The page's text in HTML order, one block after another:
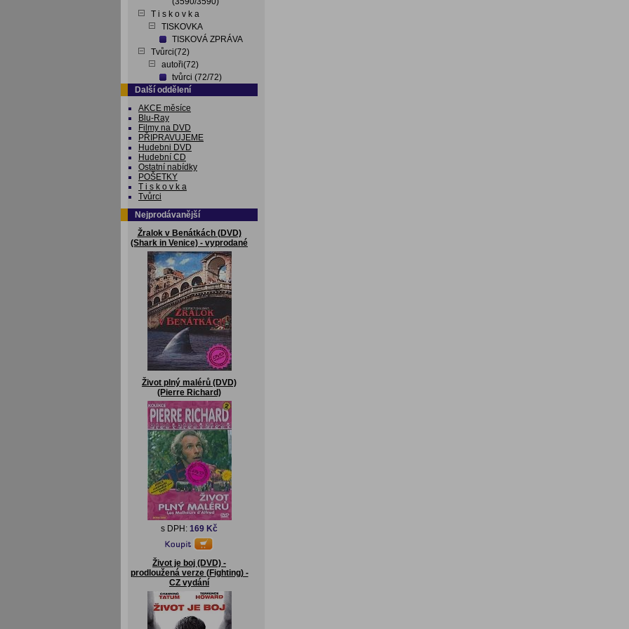
T i s k o v k a
TISKOVKA
TISKOVÁ ZPRÁVA
Tvůrci(72)
autoři(72)
tvůrci (72/72)
Další oddělení
AKCE měsíce
Blu-Ray
Filmy na DVD
PŘIPRAVUJEME
Hudebni DVD
Hudební CD
Ostatní nabídky
POŠETKY
T i s k o v k a
Tvůrci
Nejprodávanější
Žralok v Benátkách (DVD)
(Shark in Venice) - vyprodané
Život plný malérů (DVD)
(Pierre Richard)
s DPH: 169 Kč
Život je boj (DVD) -
prodloužená verze (Fighting) -
CZ vydání